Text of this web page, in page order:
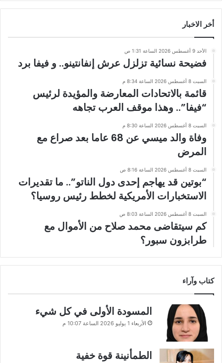
أخر الاخبار
الأحد 9 أغسطس 2026 الساعة 1:31 ص
فضيحة نسائية تزلزل عرش إنفانتينو.. و فيفا برد
السبت 8 أغسطس 2026 الساعة 8:34 م
قائمة بالاتحادات المعارضة والمؤيدة لرئيس
“فيفا”.. وهذا موقف العرب تجاهه
السبت 8 أغسطس 2026 الساعة 8:30 م
وفاة والد ميسي عن 68 عاما بعد صراع مع
المرض
السبت 8 أغسطس 2026 الساعة 8:16 ص
“بوتين قد يهاجم إحدى دول الناتو”.. ما تقديرات
الاستخبارات الأمريكية لخطط رئيس روسيا؟
السبت 8 أغسطس 2026 الساعة 8:03 ص
كم سيتقاضى محمد صلاح من الأموال مع
طرابزون سبور؟
كتاب وآراء
المسودة الأولى في كل شيء
الأربعاء 1 يوليو 2026 الساعة 10:07 م
الطمأنينة قوة خفية